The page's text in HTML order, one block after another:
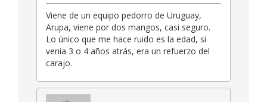
Viene de un equipo pedorro de Uruguay,
Arupa, viene por dos mangos, casi seguro.
Lo único que me hace ruido es la edad, si
venia 3 o 4 años atrás, era un refuerzo del
carajo.